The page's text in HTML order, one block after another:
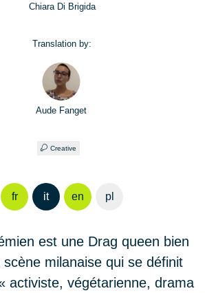
Chiara Di Brigida
Translation by:
Aude Fanget
Creative
fr it en pl
est une Drag queen bien
milanaise qui se définit
activiste, végétarienne, drama